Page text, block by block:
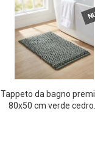
Tappeto da bagno
80x50 cm verde cedro...